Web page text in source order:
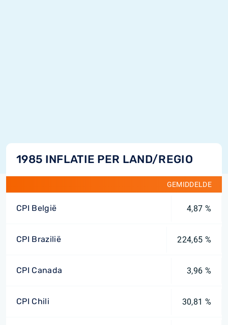
1985 INFLATIE PER LAND/REGIO
GEMIDDELDE
CPI België 4,87 %
CPI Brazilië 224,65 %
CPI Canada 3,96 %
CPI Chili 30,81 %